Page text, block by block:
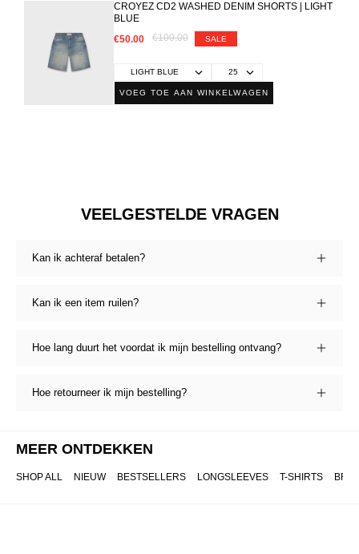
CROYEZ CD2 WASHED DENIM SHORTS | LIGHT
BLUE
€50.00
€100.00 SALE
VOEG TOE AAN WINKELWAGEN
VEELGESTELDE VRAGEN
Kan ik achteraf betalen?
Kan ik een item ruilen?
Hoe lang duurt het voordat ik mijn bestelling ontvang?
Hoe retourneer ik mijn bestelling?
MEER ONTDEKKEN
SHOP ALL NIEUW BESTSELLERS LONGSLEEVES T-SHIRTS